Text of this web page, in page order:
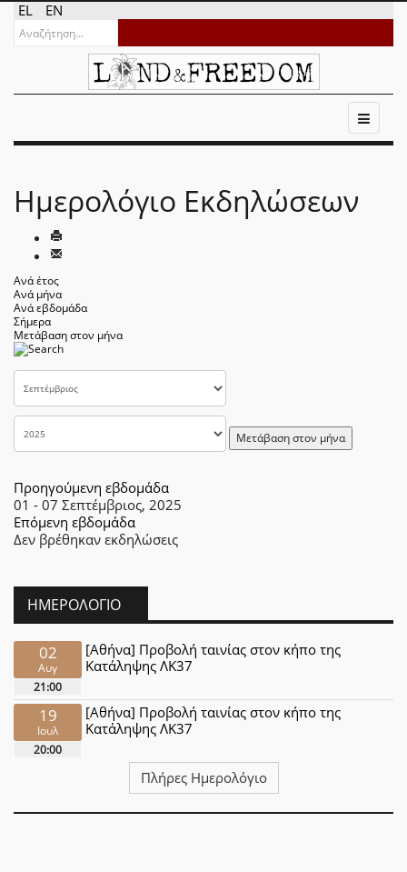
EL EN
Ημερολόγιο Εκδηλώσεων
Ανά έτος
Ανά μήνα
Ανά εβδομάδα
Σήμερα
Μετάβαση στον μήνα
Μετάβαση στον μήνα
Προηγούμενη εβδομάδα
01 - 07 Σεπτέμβριος, 2025
Επόμενη εβδομάδα
Δεν βρέθηκαν εκδηλώσεις
ΗΜΕΡΟΛΌΓΙΟ
02
Αυγ
21:00
[Αθήνα] Προβολή ταινίας στον κήπο της
Κατάληψης ΛΚ37
19
Ιουλ
20:00
[Αθήνα] Προβολή ταινίας στον κήπο της
Κατάληψης ΛΚ37
Πλήρες Ημερολόγιο